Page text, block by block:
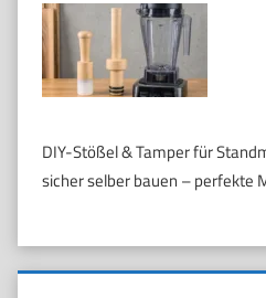
DIY-Stößel & Tamper für
sicher selber bauen – perfekte